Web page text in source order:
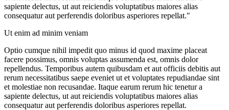
sapiente delectus, ut aut reiciendis voluptatibus maiores alias
consequatur aut perferendis doloribus asperiores repellat."
Ut enim ad minim veniam
Optio cumque nihil impedit quo minus id quod maxime placeat
facere possimus, omnis voluptas assumenda est, omnis dolor
repellendus. Temporibus autem quibusdam et aut officiis debitis aut
rerum necessitatibus saepe eveniet ut et voluptates repudiandae sint
et molestiae non recusandae. Itaque earum rerum hic tenetur a
sapiente delectus, ut aut reiciendis voluptatibus maiores alias
consequatur aut perferendis doloribus asperiores repellat.